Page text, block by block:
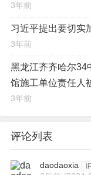
3年前
习近平提出要切实
3年前
黑龙江齐齐哈尔34
馆施工单位责任人
3年前
评论列表
daodaoxia